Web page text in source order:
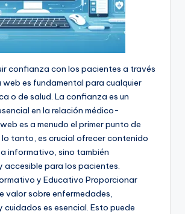
confianza con los pacientes a través
web es fundamental para cualquier
o de salud. La confianza es un
en la relación médico-
es a menudo el primer punto de
tanto, es crucial ofrecer contenido
informativo, sino también
accesible para los pacientes.
y Educativo Proporcionar
valor sobre enfermedades,
es esencial. Esto puede